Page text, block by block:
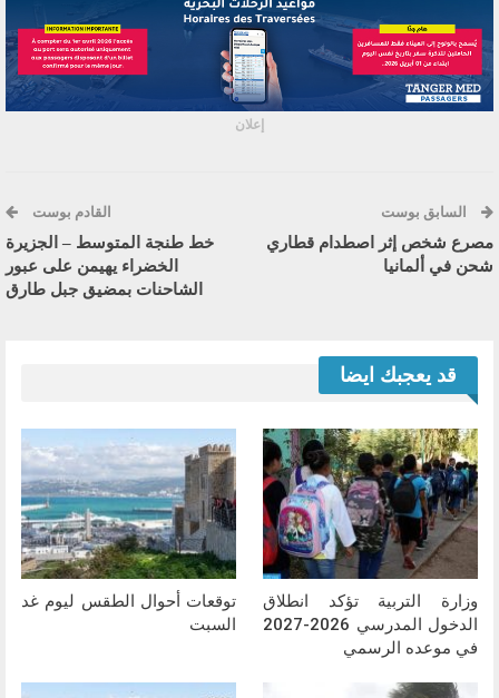
إعلان
السابق بوست
مصرع شخص إثر اصطدام قطاري
شحن في ألمانيا
القادم بوست
خط طنجة المتوسط – الجزيرة
الخضراء يهيمن على عبور
الشاحنات بمضيق جبل طارق
قد يعجبك ايضا
وزارة التربية تؤكد انطلاق
الدخول المدرسي 2026-2027
في موعده الرسمي
توقعات أحوال الطقس ليوم غد
السبت